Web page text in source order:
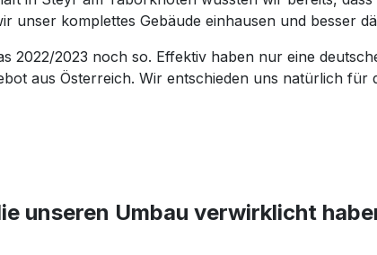
unser komplettes Gebäude einhausen und besser
2022/2023 noch so. Effektiv haben nur eine
aus Österreich. Wir entschieden uns natürlich für
unseren Umbau verwirklicht